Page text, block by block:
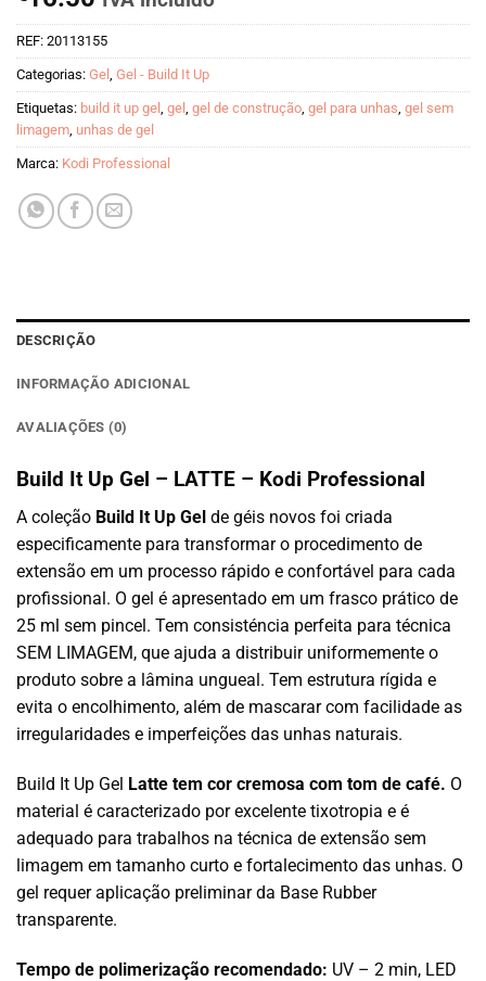
REF: 20113155
Categorias: Gel Gel - Build It Up
Etiquetas: build it up gel gel gel de construção gel para unhas gel sem
limagem unhas de gel
Marca: Kodi Professional
DESCRIÇÃO
INFORMAÇÃO ADICIONAL
AVALIAÇÕES (0)
Build It Up Gel – LATTE – Kodi Professional
A coleção Build It Up Gel de géis novos foi criada
especificamente para transformar o procedimento de
extensão em um processo rápido e confortável para cada
profissional. O gel é apresentado em um frasco prático de
25 ml sem pincel. Tem consisténcia perfeita para técnica
SEM LIMAGEM, que ajuda a distribuir uniformemente o
produto sobre a lâmina ungueal. Tem estrutura rígida e
evita o encolhimento, além de mascarar com facilidade as
irregularidades e imperfeições das unhas naturais.
Build It Up Gel Latte tem cor cremosa com tom de café. O
material é caracterizado por excelente tixotropia e é
adequado para trabalhos na técnica de extensão sem
limagem em tamanho curto e fortalecimento das unhas. O
gel requer aplicação preliminar da Base Rubber
transparente.
Tempo de polimerização recomendado: UV – 2 min, LED